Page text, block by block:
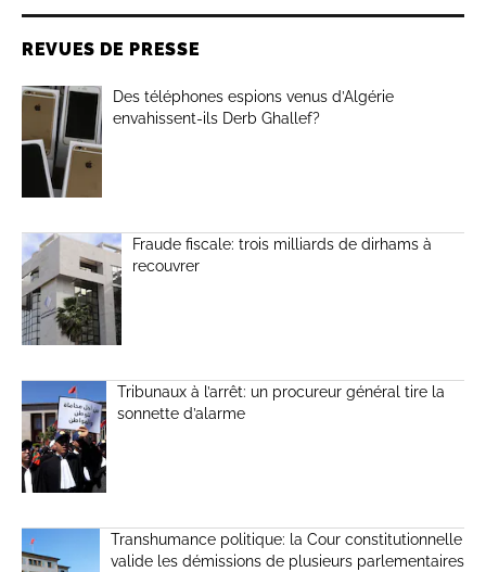
REVUES DE PRESSE
Des téléphones espions venus d’Algérie
envahissent-ils Derb Ghallef?
Fraude fiscale: trois milliards de dirhams à
recouvrer
Tribunaux à l’arrêt: un procureur général tire la
sonnette d’alarme
Transhumance politique: la Cour constitutionnelle
valide les démissions de plusieurs parlementaires